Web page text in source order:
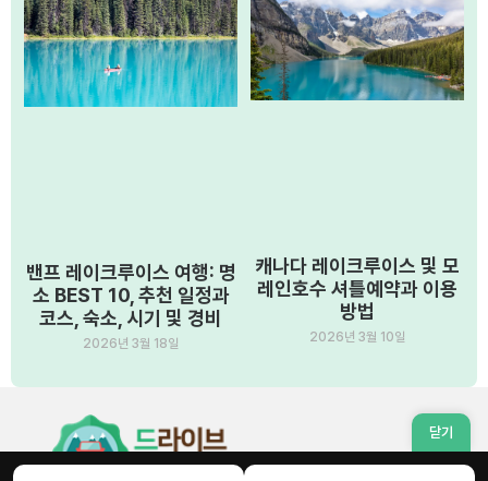
밴프 레이크루이스 여행: 명
소 BEST 10, 추천 일정과
코스, 숙소, 시기 및 경비
2026년 3월 18일
캐나다 레이크루이스 및 모
레인호수 셔틀예약과 이용
방법
2026년 3월 10일
닫기